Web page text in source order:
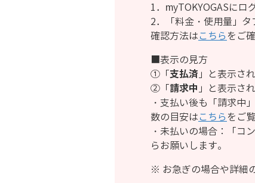
1．myTOKYOGASにロ
2．「料金・使用量」タ
確認方法はこちらをご
■表示の見方
①「支払済 」と表示さ
②「請求中 」と表示さ
・支払い後も「請求中
数の目安はこちらをご
・未払いの場合：「コ
らお願いします。
※ お急ぎの場合や詳細